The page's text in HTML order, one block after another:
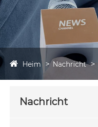
Heim Nachricht
Nachricht